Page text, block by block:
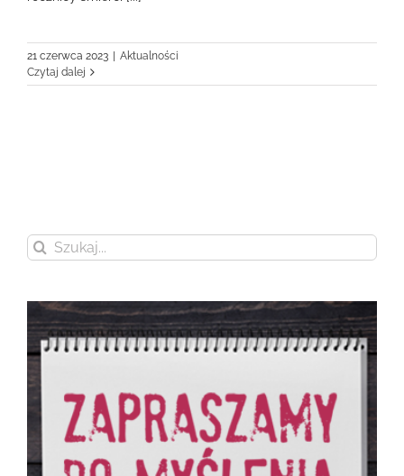
21 czerwca 2023 | Aktualności
Czytaj dalej
Szukaj